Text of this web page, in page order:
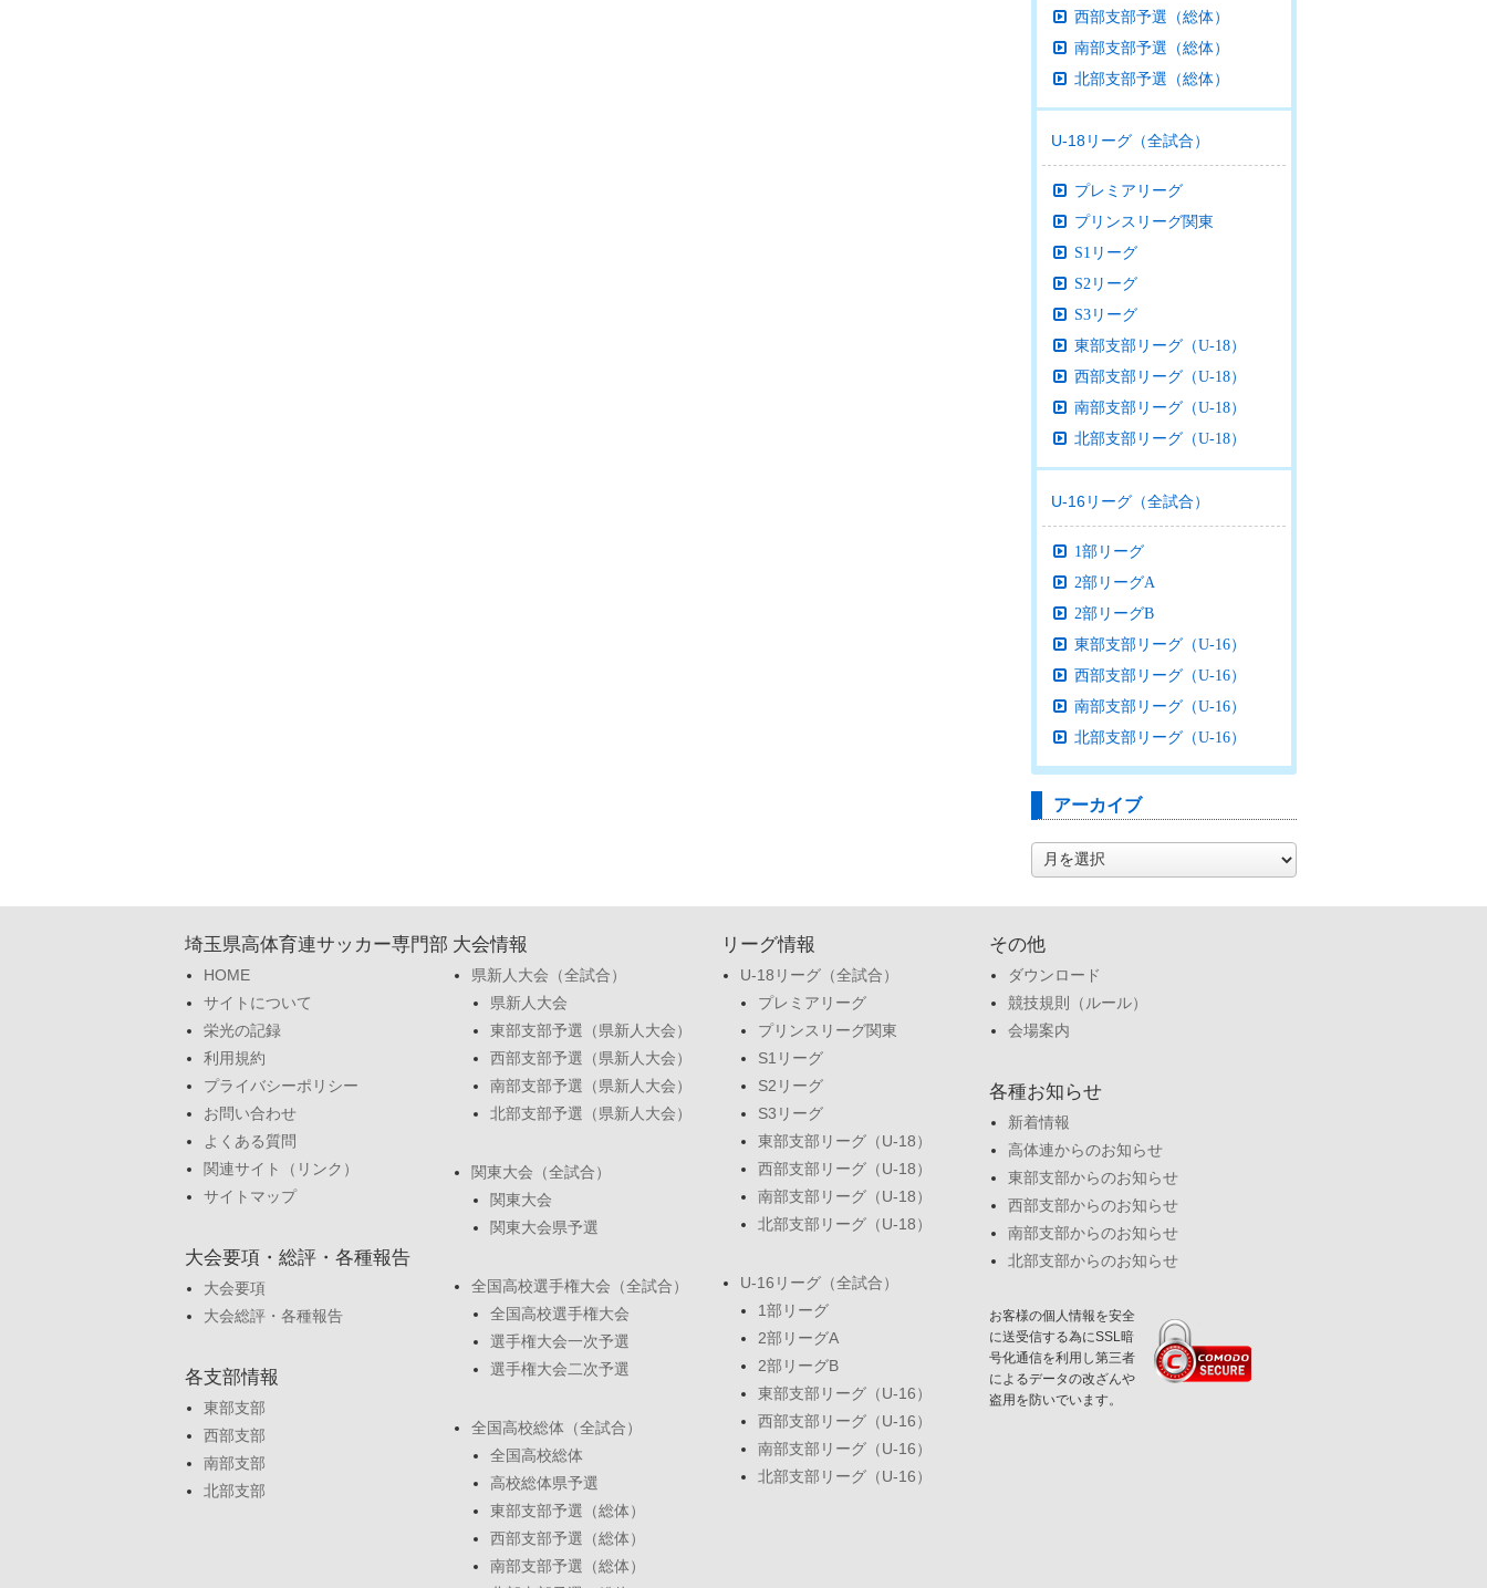
西部支部予選（総体）
南部支部予選（総体）
北部支部予選（総体）
U-18リーグ（全試合）
プレミアリーグ
プリンスリーグ関東
S1リーグ
S2リーグ
S3リーグ
東部支部リーグ（U-18）
西部支部リーグ（U-18）
南部支部リーグ（U-18）
北部支部リーグ（U-18）
U-16リーグ（全試合）
1部リーグ
2部リーグA
2部リーグB
東部支部リーグ（U-16）
西部支部リーグ（U-16）
南部支部リーグ（U-16）
北部支部リーグ（U-16）
アーカイブ
ー
ブ
埼玉県高体育連サッカー専門部
HOME
サイトについて
栄光の記録
利用規約
プライバシーポリシー
お問い合わせ
よくある質問
関連サイト（リンク）
サイトマップ
大会要項・総評・各種報告
大会要項
大会総評・各種報告
各支部情報
東部支部
西部支部
南部支部
北部支部
大会情報
県新人大会（全試合）
県新人大会
東部支部予選（県新人大会）
西部支部予選（県新人大会）
南部支部予選（県新人大会）
北部支部予選（県新人大会）
関東大会（全試合）
関東大会
関東大会県予選
全国高校選手権大会（全試合）
全国高校選手権大会
選手権大会一次予選
選手権大会二次予選
全国高校総体（全試合）
全国高校総体
高校総体県予選
東部支部予選（総体）
西部支部予選（総体）
南部支部予選（総体）
リーグ情報
U-18リーグ（全試合）
プレミアリーグ
プリンスリーグ関東
S1リーグ
S2リーグ
S3リーグ
東部支部リーグ（U-18）
西部支部リーグ（U-18）
南部支部リーグ（U-18）
北部支部リーグ（U-18）
U-16リーグ（全試合）
1部リーグ
2部リーグA
2部リーグB
東部支部リーグ（U-16）
西部支部リーグ（U-16）
南部支部リーグ（U-16）
北部支部リーグ（U-16）
その他
ダウンロード
競技規則（ルール）
会場案内
各種お知らせ
新着情報
高体連からのお知らせ
東部支部からのお知らせ
西部支部からのお知らせ
南部支部からのお知らせ
北部支部からのお知らせ
お客様の個人情報を安全
に送受信する為にSSL暗
号化通信を利用し第三者
によるデータの改ざんや
盗用を防いでいます。